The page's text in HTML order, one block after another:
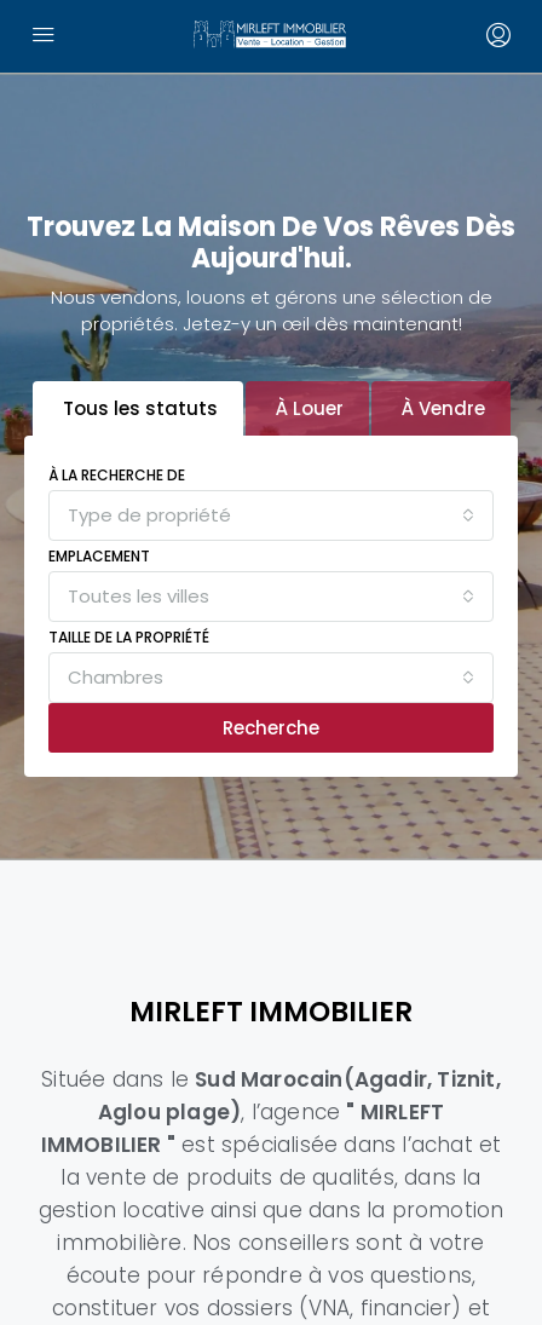
Trouvez La Maison De Vos Rêves Dès
Aujourd'hui.
Nous vendons, louons et gérons une sélection de
propriétés. Jetez-y un œil dès maintenant!
Tous les statuts À Louer À Vendre
À LA RECHERCHE DE
Type de propriété
EMPLACEMENT
Toutes les villes
TAILLE DE LA PROPRIÉTÉ
Chambres
Recherche
MIRLEFT IMMOBILIER
Située dans le Sud Marocain(Agadir, Tiznit,
Aglou plage), l’agence " MIRLEFT
IMMOBILIER " est spécialisée dans l’achat et
la vente de produits de qualités, dans la
gestion locative ainsi que dans la promotion
immobilière. Nos conseillers sont à votre
écoute pour répondre à vos questions,
constituer vos dossiers (VNA, financier) et